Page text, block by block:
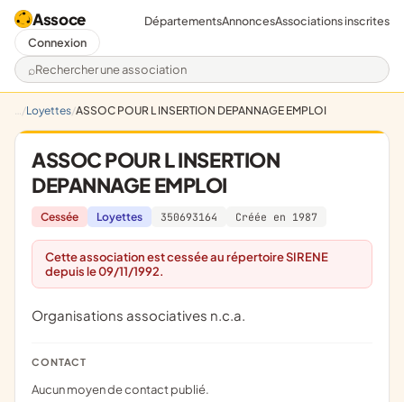
Assoce
Rechercher une association
DépartementsAnnoncesAssociations inscrites
Connexion
Loyettes ASSOC POUR L INSERTION DEPANNAGE EMPLOI
ASSOC POUR L INSERTION
DEPANNAGE EMPLOI
Cessée Loyettes 350693164 Créée en 1987
Cette association est cessée au répertoire SIRENE
depuis le 09/11/1992.
Organisations associatives n.c.a.
CONTACT
Aucun moyen de contact publié.